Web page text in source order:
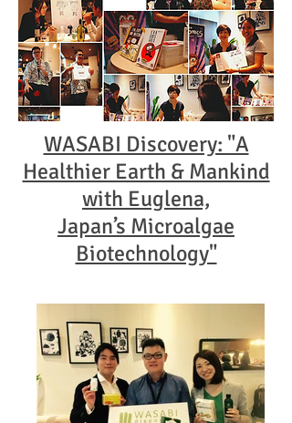
WASABI Discovery: "A
Healthier Earth & Mankind
with Euglena,
Japan’s Microalgae
Biotechnology"